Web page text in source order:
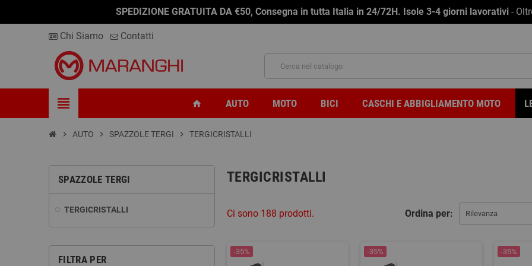
SPEDIZIONE GRATUITA DA €50, Consegna in tutta Italia in 24/72H. Isole 3-4 giorni lavorativi -
Chi Siamo Contatti
view_headline home AUTO MOTO BICI CASCHI E ABBIGLIAMENTO MOTO
chevron_right AUTO chevron_right SPAZZOLE TERGI chevron_right TERGICRISTALLI
SPAZZOLE TERGI
TERGICRISTALLI
FILTRA PER
TERGICRISTALLI
Ordina per: Rilevanza
Ci sono 188 prodotti.
-35% -35% -35%